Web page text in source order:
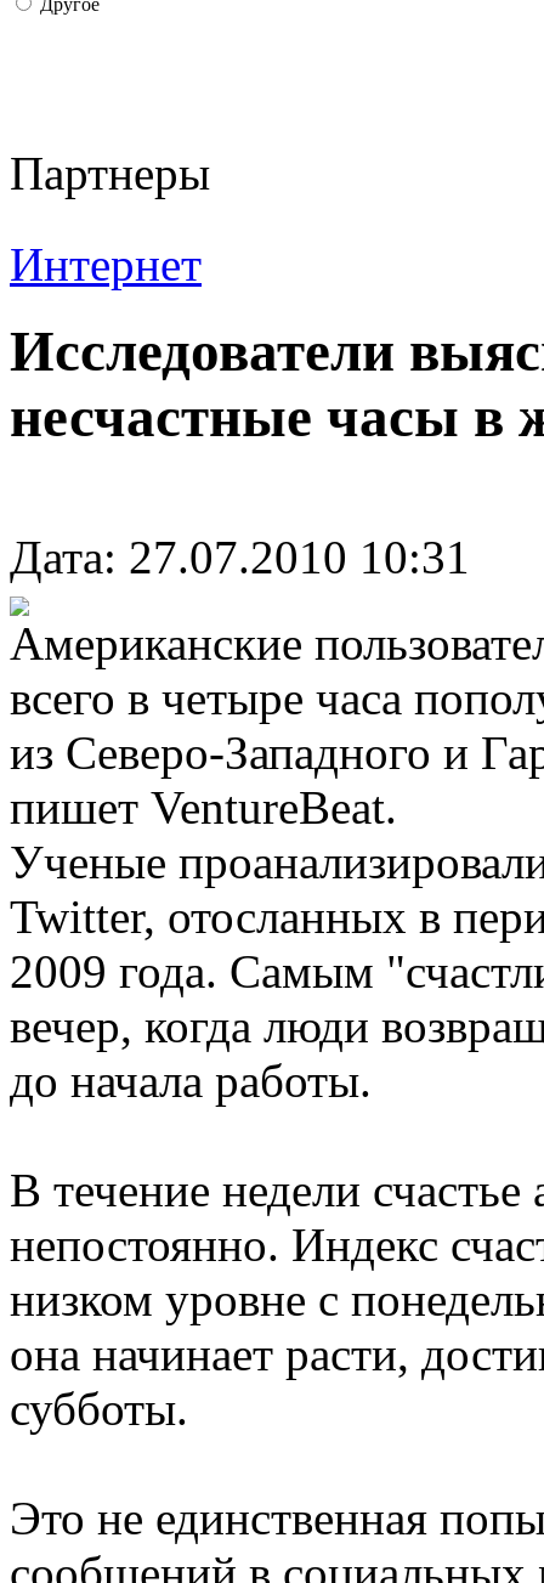
Другое
Партнеры
Интернет
Исследователи
несчастные часы в
Дата: 27.07.2010 10:31
Американские
всего в четыре часа
из Северо-Западного и
пишет VentureBeat.
Ученые
Twitter, отосланных в
2009 года. Самым
вечер, когда люди
до начала работы.
В течение недели
непостоянно. Индекс
низком уровне с
она начинает расти,
субботы.
Это не единственная